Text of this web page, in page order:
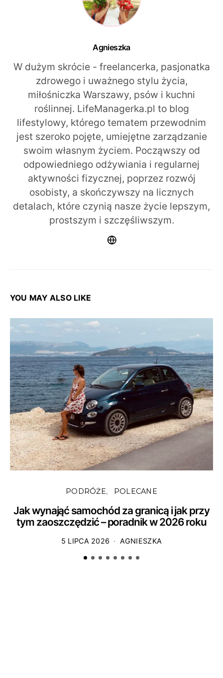
Agnieszka
W dużym skrócie - freelancerka, pasjonatka
zdrowego i uważnego stylu życia,
miłośniczka Warszawy, psów i kuchni
roślinnej. LifeManagerka.pl to blog
lifestylowy, którego tematem przewodnim
jest szeroko pojęte, umiejętne zarządzanie
swoim własnym życiem. Począwszy od
odpowiedniego odżywiania i regularnej
aktywności fizycznej, poprzez rozwój
osobisty, a skończywszy na licznych
detalach, które czynią nasze życie lepszym,
prostszym i szczęśliwszym.
YOU MAY ALSO LIKE
PODRÓŻE POLECANE
Jak wynająć samochód za granicą i jak przy
tym zaoszczędzić – poradnik w 2026 roku
5 LIPCA 2026 AGNIESZKA